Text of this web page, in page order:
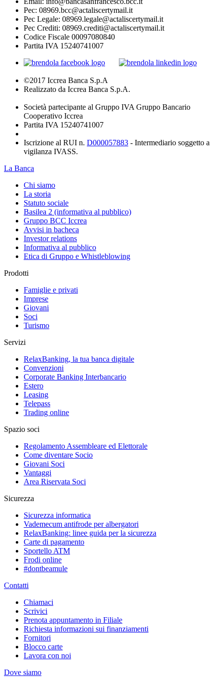
Pec: 08969.bcc@actaliscertymail.it
Pec Legale: 08969.legale@actaliscertymail.it
Pec Crediti: 08969.crediti@actaliscertymail.it
Codice Fiscale 00097080840
Partita IVA 15240741007
©2017 Iccrea Banca S.p.A
Realizzato da Iccrea Banca S.p.A.
Società partecipante al Gruppo IVA Gruppo Bancario
Cooperativo Iccrea
Partita IVA 15240741007
Iscrizione al RUI n. D000057883 - Intermediario soggetto a
vigilanza IVASS.
La Banca
Chi siamo
La storia
Statuto sociale
Basilea 2 (informativa al pubblico)
Gruppo BCC Iccrea
Avvisi in bacheca
Investor relations
Informativa al pubblico
Etica di Gruppo e Whistleblowing
Prodotti
Famiglie e privati
Imprese
Giovani
Soci
Turismo
Servizi
RelaxBanking, la tua banca digitale
Convenzioni
Corporate Banking Interbancario
Estero
Leasing
Telepass
Trading online
Spazio soci
Regolamento Assembleare ed Elettorale
Come diventare Socio
Giovani Soci
Vantaggi
Area Riservata Soci
Sicurezza
Sicurezza informatica
Vademecum antifrode per albergatori
RelaxBanking: linee guida per la sicurezza
Carte di pagamento
Sportello ATM
Frodi online
#dontbeamule
Contatti
Chiamaci
Scrivici
Prenota appuntamento in Filiale
Richiesta informazioni sui finanziamenti
Fornitori
Blocco carte
Lavora con noi
Dove siamo